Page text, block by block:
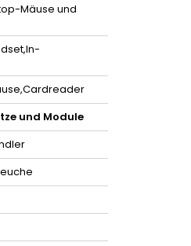
Mäuse und
und Module